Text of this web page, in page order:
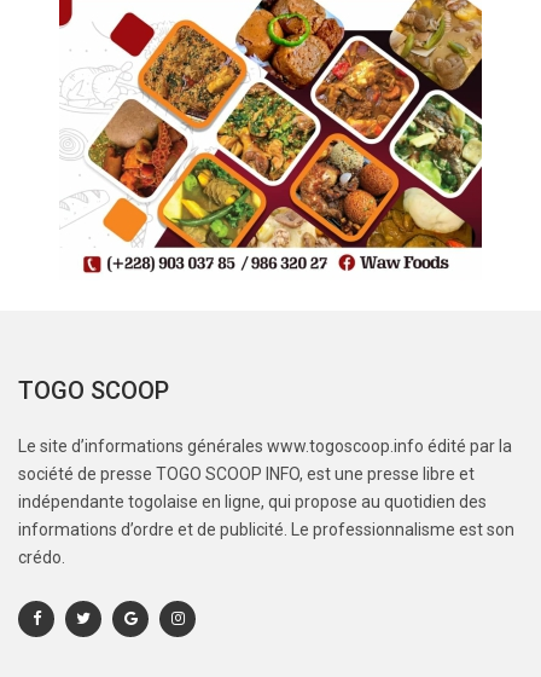
TOGO SCOOP
Le site d’informations générales www.togoscoop.info édité par la
société de presse TOGO SCOOP INFO, est une presse libre et
indépendante togolaise en ligne, qui propose au quotidien des
informations d’ordre et de publicité. Le professionnalisme est son
crédo.